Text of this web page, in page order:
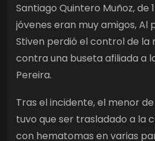
Santiago Quintero Muñoz, de
jóvenes eran muy amigos, Al
Stiven perdió el control de la
contra una buseta afiliada a
Pereira.
Tras el incidente, el menor
tuvo que ser trasladado a la
con hematomas en varias